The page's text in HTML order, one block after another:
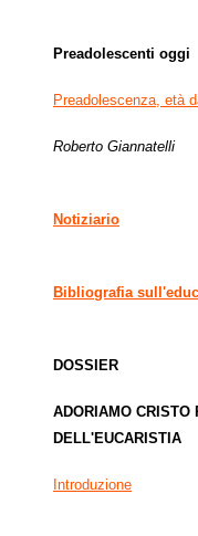
Preadolescenti oggi
Preadolescenza, età
Roberto Giannatelli
Notiziario
Bibliografia
DOSSIER
ADORIAMO CRISTO
DELL'EUCARISTIA
Introduzione